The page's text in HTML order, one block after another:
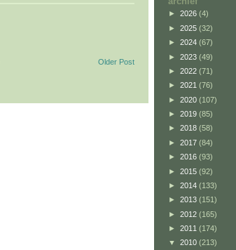
Older Post
► 2026 (4)
► 2025 (32)
► 2024 (67)
► 2023 (49)
► 2022 (71)
► 2021 (76)
► 2020 (107)
► 2019 (85)
► 2018 (58)
► 2017 (84)
► 2016 (93)
► 2015 (92)
► 2014 (133)
► 2013 (151)
► 2012 (165)
► 2011 (174)
▼ 2010 (213)